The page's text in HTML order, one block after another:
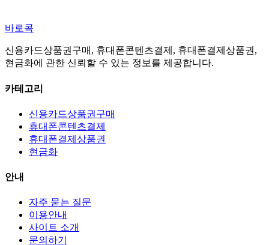
바로콕
신용카드상품권구매, 휴대폰콘텐츠결제, 휴대폰결제상품권,
현금화에 관한 신뢰할 수 있는 정보를 제공합니다.
카테고리
신용카드상품권구매
휴대폰콘텐츠결제
휴대폰결제상품권
현금화
안내
자주 묻는 질문
이용안내
사이트 소개
문의하기